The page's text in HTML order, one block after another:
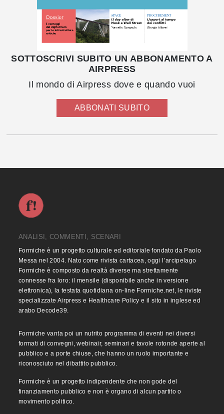
SOTTOSCRIVI SUBITO UN ABBONAMENTO A
AIRPRESS
Il mondo di Airpress dove e quando vuoi
ABBONATI SUBITO
ANALISI, COMMENTI, SCENARI
Formiche è un progetto culturale ed editoriale fondato da Paolo
Messa nel 2004. Nato come rivista cartacea, oggi l’arcipelago
Formiche è composto da realtà diverse ma strettamente
connesse fra loro: il mensile (disponibile anche in versione
elettronica), la testata quotidiana on-line Formiche.net, le riviste
specializzate Airpress e Healthcare Policy e il sito in inglese ed
arabo Decode39.
Formiche vanta poi un nutrito programma di eventi nei diversi
formati di convegni, webinair, seminari e tavole rotonde aperte al
pubblico e a porte chiuse, che hanno un ruolo importante e
riconosciuto nel dibattito pubblico.
Formiche è un progetto indipendente che non gode del
finanziamento pubblico e non è organo di alcun partito o
movimento politico.